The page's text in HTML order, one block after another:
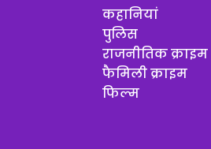
कहानियां
पुलिस
राजनीतिक क्राइम
फैमिली क्राइम
फिल्म